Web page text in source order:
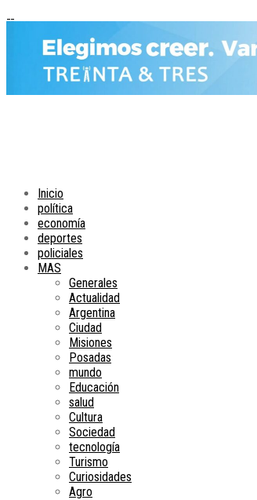
Inicio
política
economía
deportes
policiales
MAS
Generales
Actualidad
Argentina
Ciudad
Misiones
Posadas
mundo
Educación
salud
Cultura
Sociedad
tecnología
Turismo
Curiosidades
Agro